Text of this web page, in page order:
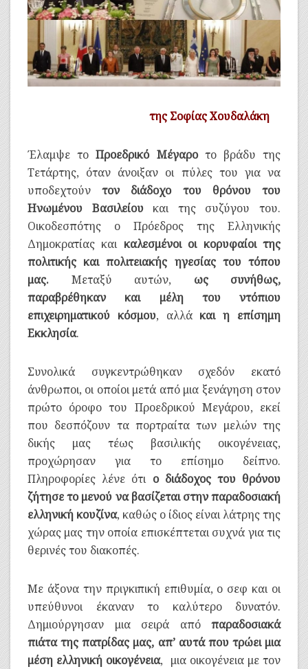
της Σοφίας Χουδαλάκη
Έλαμψε τοΠροεδρικό Μέγαροτο βράδυ της
Τετάρτης, όταν άνοιξαν οι πύλες του για να
υποδεχτούντον διάδοχο του θρόνου του
Ηνωμένου Βασιλείουκαι της συζύγου του.
Οικοδεσπότης ο Πρόεδρος της Ελληνικής
Δημοκρατίας και καλεσμένοι οι κορυφαίοι της
πολιτικής και πολιτειακής ηγεσίας του τόπου
μας. Μεταξύ αυτών, ως συνήθως,
παραβρέθηκαν και μέλη του ντόπιου
επιχειρηματικού κόσμου, αλλά και η επίσημη
Εκκλησία.
Συνολικά συγκεντρώθηκαν σχεδόν εκατό
άνθρωποι, οι οποίοι μετά από μια ξενάγηση στον
πρώτο όροφο του Προεδρικού Μεγάρου, εκεί
που δεσπόζουν τα πορτραίτα των μελών της
δικής μας τέως βασιλικής οικογένειας,
προχώρησαν για το επίσημο δείπνο.
Πληροφορίες λένε ότι ο διάδοχος του θρόνου
ζήτησε το μενού να βασίζεται στην παραδοσιακή
ελληνική κουζίνα, καθώς ο ίδιος είναι λάτρης της
χώρας μας την οποία επισκέπτεται συχνά για τις
θερινές του διακοπές.
Με άξονα την πριγκιπική επιθυμία, ο σεφ και οι
υπεύθυνοι έκαναν το καλύτερο δυνατόν.
Δημιούργησαν μια σειρά από παραδοσιακά
πιάτα της πατρίδας μας, απ’ αυτά που τρώει μια
μέση ελληνική οικογένεια, μια οικογένεια με τον